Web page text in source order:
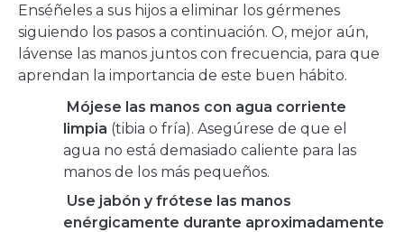
Enséñeles a sus hijos a eliminar los gérmenes
siguiendo los pasos a continuación. O, mejor aún,
lávense las manos juntos con frecuencia, para que
aprendan la importancia de este buen hábito.
Mójese las manos con agua corriente
limpia (tibia o fría). Asegúrese de que el
agua no está demasiado caliente para las
manos de los más pequeños.
Use jabón y frótese las manos
enérgicamente durante aproximadamente